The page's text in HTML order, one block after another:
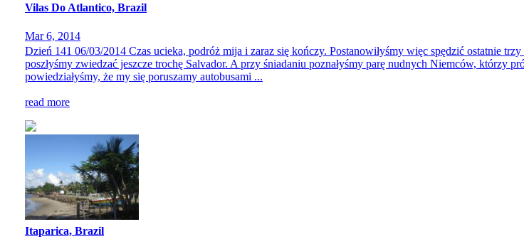
Vilas Do Atlantico, Brazil
Mar 6, 2014
Dzień 141 06/03/2014 Czas ucieka, podróż mija i zaraz się kończy. Postanowiłyśmy więc spędzić ostatnie
poszłyśmy zwiedzać jeszcze trochę Salvador. A przy śniadaniu poznałyśmy parę nudnych Niemców, którzy
powiedziałyśmy, że my się poruszamy autobusami ...
read more
Itaparica, Brazil